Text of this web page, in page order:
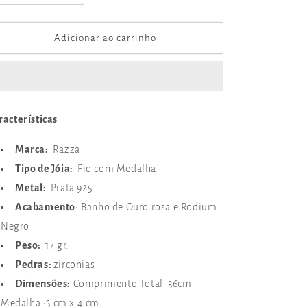
a
quantidade
Fio
a
quantidade
de
Fio
Adicionar ao carrinho
Marca:
Razza
Tipo de Jóia:
Fio com Medalha
Metal:
Prata 925
Acabamento: Banho de Ouro rosa e Rodium
Negro
Peso: 17 gr.
Pedras: zirconias
Dimensões: Comprimento Total 36cm
Medalha :3 cm x 4 cm